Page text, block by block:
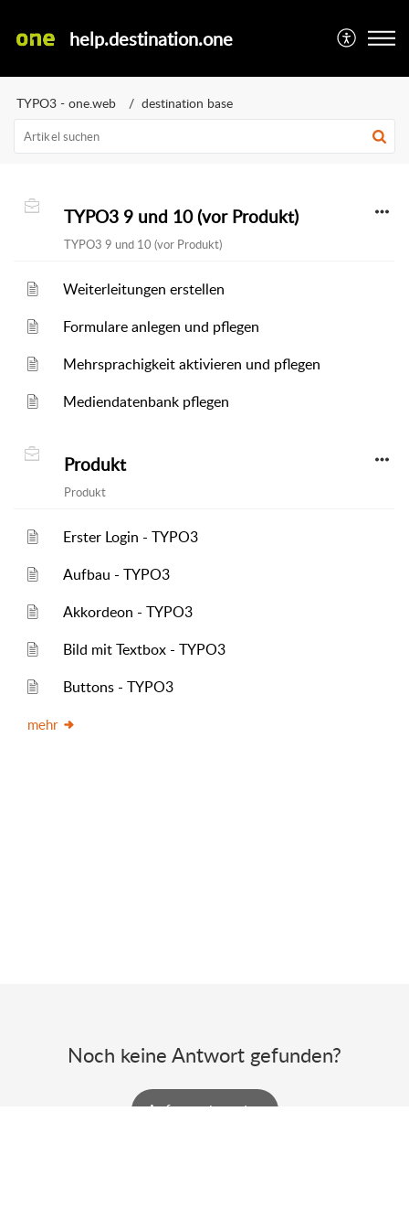
help.destination.one
TYPO3 - one.web destination base
TYPO3 9 und 10 (vor Produkt)
TYPO3 9 und 10 (vor Produkt)
Weiterleitungen erstellen
Formulare anlegen und pflegen
Mehrsprachigkeit aktivieren und pflegen
Mediendatenbank pflegen
Produkt
Produkt
Erster Login - TYPO3
Aufbau - TYPO3
Akkordeon - TYPO3
Bild mit Textbox - TYPO3
Buttons - TYPO3
mehr
Noch keine Antwort gefunden?